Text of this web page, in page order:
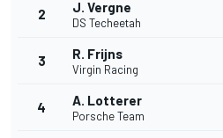
2 J. Vergne
DS Techeetah
3 R. Frijns
Virgin Racing
4 A. Lotterer
Porsche Team